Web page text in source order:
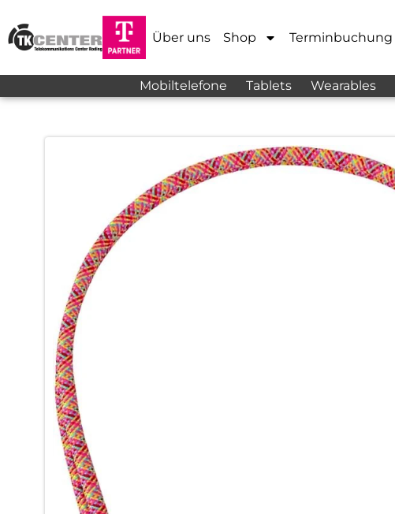
Über uns Shop Terminbuchung
Mobiltelefone Tablets Wearables